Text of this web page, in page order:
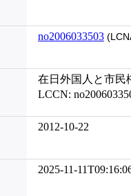
no2006033503
在日外国人と市民
LCCN:
2012-10-22
2025-11-